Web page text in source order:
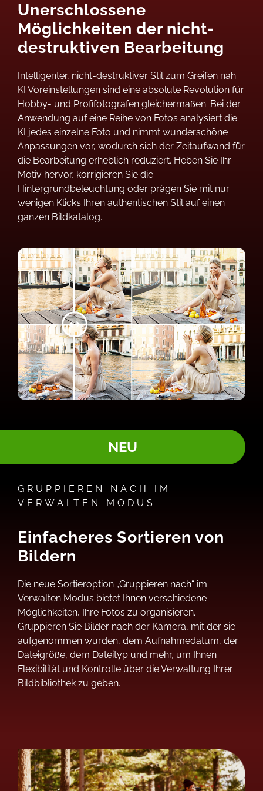
Unerschlossene
Möglichkeiten der nicht-
destruktiven Bearbeitung
Intelligenter, nicht-destruktiver Stil zum Greifen nah.
KI Voreinstellungen sind eine absolute Revolution für
Hobby- und Profifotografen gleichermaßen. Bei der
Anwendung auf eine Reihe von Fotos analysiert die
KI jedes einzelne Foto und nimmt wunderschöne
Anpassungen vor, wodurch sich der Zeitaufwand für
die Bearbeitung erheblich reduziert. Heben Sie Ihr
Motiv hervor, korrigieren Sie die
Hintergrundbeleuchtung oder prägen Sie mit nur
wenigen Klicks Ihren authentischen Stil auf einen
ganzen Bildkatalog.
NEU
GRUPPIEREN NACH IM
VERWALTEN MODUS
Einfacheres Sortieren von
Bildern
Die neue Sortieroption „Gruppieren nach“ im
Verwalten Modus bietet Ihnen verschiedene
Möglichkeiten, Ihre Fotos zu organisieren.
Gruppieren Sie Bilder nach der Kamera, mit der sie
aufgenommen wurden, dem Aufnahmedatum, der
Dateigröße, dem Dateityp und mehr, um Ihnen
Flexibilität und Kontrolle über die Verwaltung Ihrer
Bildbibliothek zu geben.